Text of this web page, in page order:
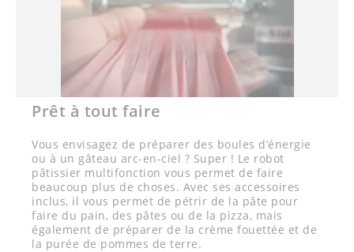
Prêt à tout faire
Vous envisagez de préparer des boules d’énergie
ou à un gâteau arc-en-ciel ? Super ! Le robot
pâtissier multifonction vous permet de faire
beaucoup plus de choses. Avec ses accessoires
inclus, il vous permet de pétrir de la pâte pour
faire du pain, des pâtes ou de la pizza, mais
également de préparer de la crème fouettée et de
la purée de pommes de terre.